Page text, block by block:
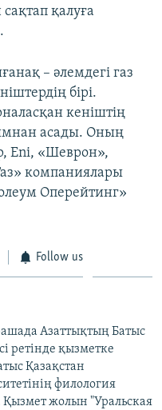
қалуға
– әлемдегі газ
бірі.
кеніштің
асады. Оның
Eni, «Шеврон»,
компаниялары
Оперейтинг»
Follow us
Азаттықтың Батыс
ретінде қызметке
Қазақстан
филология
Қызмет жолын "Уральская